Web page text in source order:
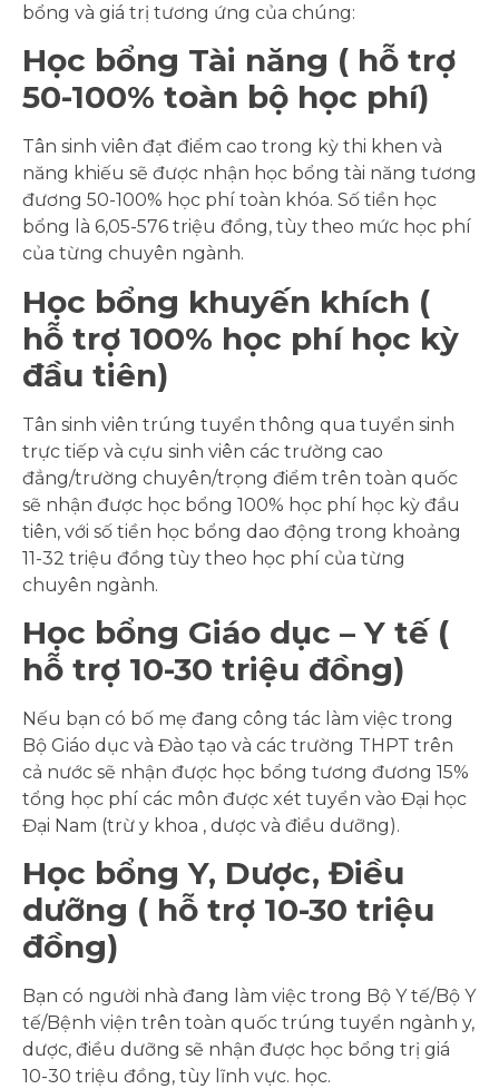
bổng và giá trị tương ứng của chúng:
Học bổng Tài năng ( hỗ trợ
50-100% toàn bộ học phí)
Tân sinh viên đạt điểm cao trong kỳ thi khen và
năng khiếu sẽ được nhận học bổng tài năng tương
đương 50-100% học phí toàn khóa. Số tiền học
bổng là 6,05-576 triệu đồng, tùy theo mức học phí
của từng chuyên ngành.
Học bổng khuyến khích (
hỗ trợ 100% học phí học kỳ
đầu tiên)
Tân sinh viên trúng tuyển thông qua tuyển sinh
trực tiếp và cựu sinh viên các trường cao
đẳng/trường chuyên/trọng điểm trên toàn quốc
sẽ nhận được học bổng 100% học phí học kỳ đầu
tiên, với số tiền học bổng dao động trong khoảng
11-32 triệu đồng tùy theo học phí của từng
chuyên ngành.
Học bổng Giáo dục – Y tế (
hỗ trợ 10-30 triệu đồng)
Nếu bạn có bố mẹ đang công tác làm việc trong
Bộ Giáo dục và Đào tạo và các trường THPT trên
cả nước sẽ nhận được học bổng tương đương 15%
tổng học phí các môn được xét tuyển vào Đại học
Đại Nam (trừ y khoa , dược và điều dưỡng).
Học bổng Y, Dược, Điều
dưỡng ( hỗ trợ 10-30 triệu
đồng)
Bạn có người nhà đang làm việc trong Bộ Y tế/Bộ Y
tế/Bệnh viện trên toàn quốc trúng tuyển ngành y,
dược, điều dưỡng sẽ nhận được học bổng trị giá
10-30 triệu đồng, tùy lĩnh vực. học.